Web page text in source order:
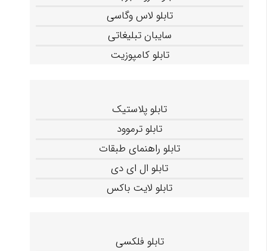
تابلو لاس وگاسی
سایبان تبلیغاتی
تابلو کامپوزیت
تابلو پلاستیک
تابلو ترموود
تابلو راهنمای طبقات
تابلو ال ای دی
تابلو لایت باکس
تابلو فلکسی